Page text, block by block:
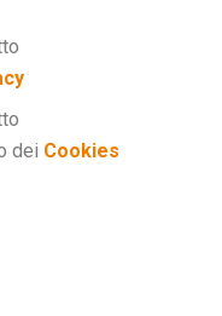
dei Cookies